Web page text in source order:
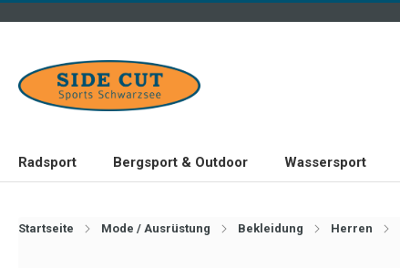
Radsport Bergsport & Outdoor Wassersport
Startseite Mode / Ausrüstung Bekleidung Herren